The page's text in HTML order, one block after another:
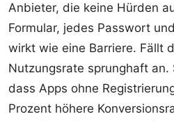
Anbieter, die keine Hürden
Formular, jedes Passwort
wirkt wie eine Barriere. Fällt
Nutzungsrate sprunghaft
dass Apps ohne
Prozent höhere